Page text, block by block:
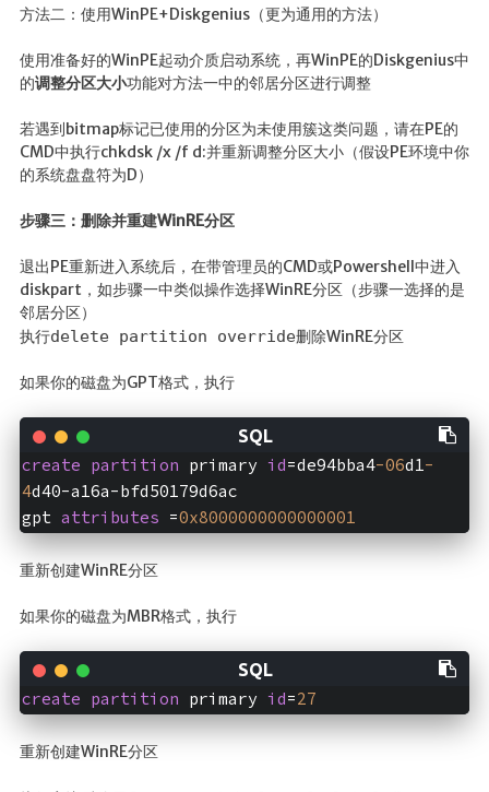
方法二：使用WinPE+Diskgenius（更为通用的方法）
使用准备好的WinPE起动介质启动系统，再WinPE的Diskgenius中
的调整分区大小功能对方法一中的邻居分区进行调整
若遇到bitmap标记已使用的分区为未使用簇这类问题，请在PE的
CMD中执行chkdsk /x /f d:并重新调整分区大小（假设PE环境中你
的系统盘盘符为D）
步骤三：删除并重建WinRE分区
退出PE重新进入系统后，在带管理员的CMD或Powershell中进入
diskpart，如步骤一中类似操作选择WinRE分区（步骤一选择的是
邻居分区）
执行delete partition override删除WinRE分区
如果你的磁盘为GPT格式，执行
create partition primary id=de94bba4-06d1 -
4d40-a16a-bfd50179d6ac
gpt attributes =0x8000000000000001
重新创建WinRE分区
如果你的磁盘为MBR格式，执行
create partition primary id=27
重新创建WinRE分区